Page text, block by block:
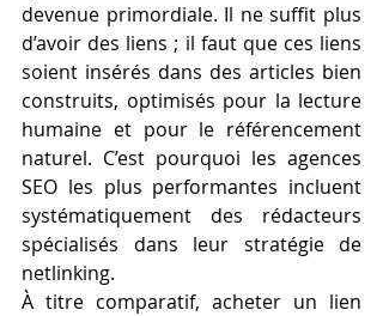
devenue primordiale. Il ne suffit plus
d’avoir des liens ; il faut que ces liens
soient insérés dans des articles bien
construits, optimisés pour la lecture
humaine et pour le référencement
naturel. C’est pourquoi les agences
SEO les plus performantes incluent
systématiquement des rédacteurs
spécialisés dans leur stratégie de
netlinking.
À titre comparatif, acheter un lien